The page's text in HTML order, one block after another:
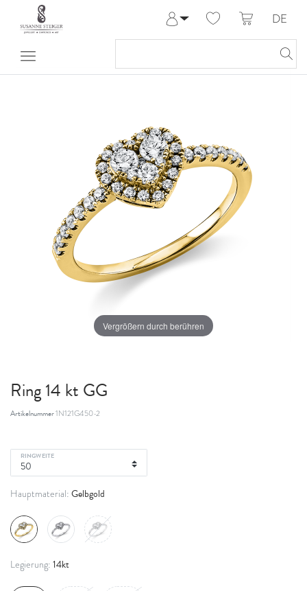
Anmelden
Meine Bestellungen
DE
Vergrößern durch berühren
Ring 14 kt GG
Artikelnummer1N121G450-2
RINGWEITE
Hauptmaterial: Gelbgold
Legierung: 14kt